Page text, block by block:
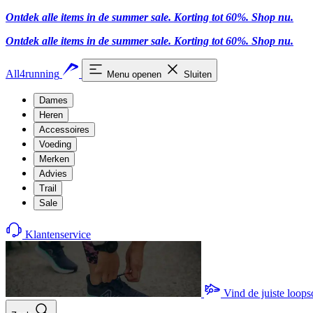
Ontdek alle items in de summer sale. Korting tot 60%. Shop nu.
Ontdek alle items in de summer sale. Korting tot 60%. Shop nu.
All4running Menu openen Sluiten
Dames
Heren
Accessoires
Voeding
Merken
Advies
Trail
Sale
Klantenservice
Vind de juiste